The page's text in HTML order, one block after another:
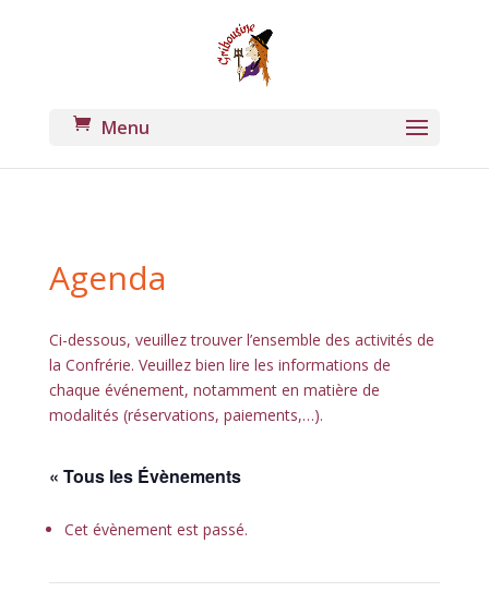
Agenda
Ci-dessous, veuillez trouver l’ensemble des activités de
la Confrérie. Veuillez bien lire les informations de
chaque événement, notamment en matière de
modalités (réservations, paiements,…).
« Tous les Évènements
Cet évènement est passé.